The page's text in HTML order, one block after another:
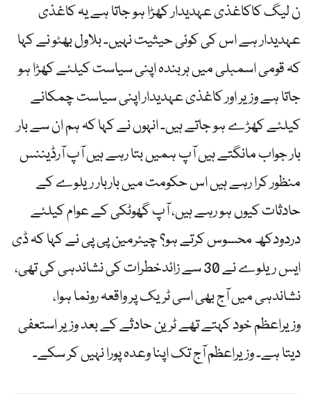
ن لیگ کاکاغذی عہدیدار کھڑا ہو جاتا ہے یہ کاغذی
عہدیدار ہے اس کی کوئی حیثیت نہیں۔ بلاول بھٹو نے کہا
کہ قومی اسمبلی میں ہربندہ اپنی سیاست کیلئے کھڑا ہو
جاتا ہے وزیر اور کاغذی عہدیدار اپنی سیاست چمکانے
کیلئے کھڑے ہو جاتے ہیں۔ انہوں نے کہا کہ ہم ان سے بار
بار جواب مانگتے ہیں آپ ہمیں بتا رہے ہیں آپ آرڈیننس
منظور کرا رہے ہیں اس حکومت میں باربار ریلوے کے
حادثات کیوں ہو رہے ہیں، آپ گھوٹکی کے عوام کیلئے
دردودکھ محسوس کرتے ہو؟ چیئرمین پی پی نے کہا کہ ڈی
ایس ریلوے نے 30 سے زائدخطرات کی نشاندہی کی تھی،
نشاندہی میں آج بھی اسی ٹریک پر واقعہ رونما ہوا،
وزیراعظم خود کہتے تھے ٹرین حادثے کے بعد وزیر استعفی
دیتا ہے۔ وزیراعظم آج تک اپنا وعدہ پورا نہیں کر سکے۔